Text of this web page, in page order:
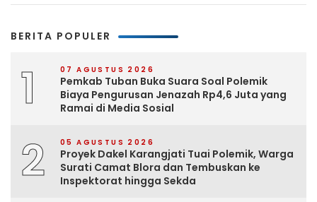
BERITA POPULER
1 07 AGUSTUS 2026
Pemkab Tuban Buka Suara Soal Polemik
Biaya Pengurusan Jenazah Rp4,6 Juta yang
Ramai di Media Sosial
2 05 AGUSTUS 2026
Proyek Dakel Karangjati Tuai Polemik, Warga
Surati Camat Blora dan Tembuskan ke
Inspektorat hingga Sekda